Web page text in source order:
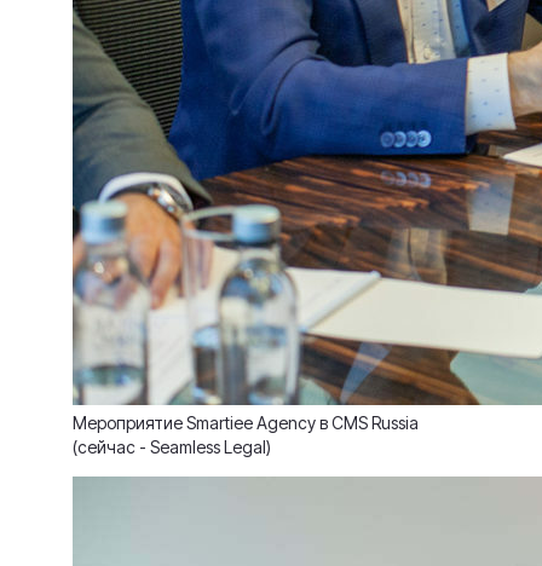
Мероприятие Smartiee Agency в CMS Russia
(сейчас - Seamless Legal)